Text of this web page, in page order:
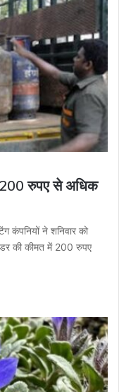
रुपए से अधिक
कंपनियों ने शनिवार को
की कीमत में 200 रुपए